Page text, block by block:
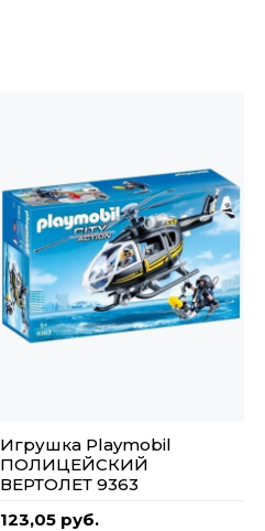
Игрушка Playmobil
ПОЛИЦЕЙСКИЙ
ВЕРТОЛЕТ 9363
123,05 руб.